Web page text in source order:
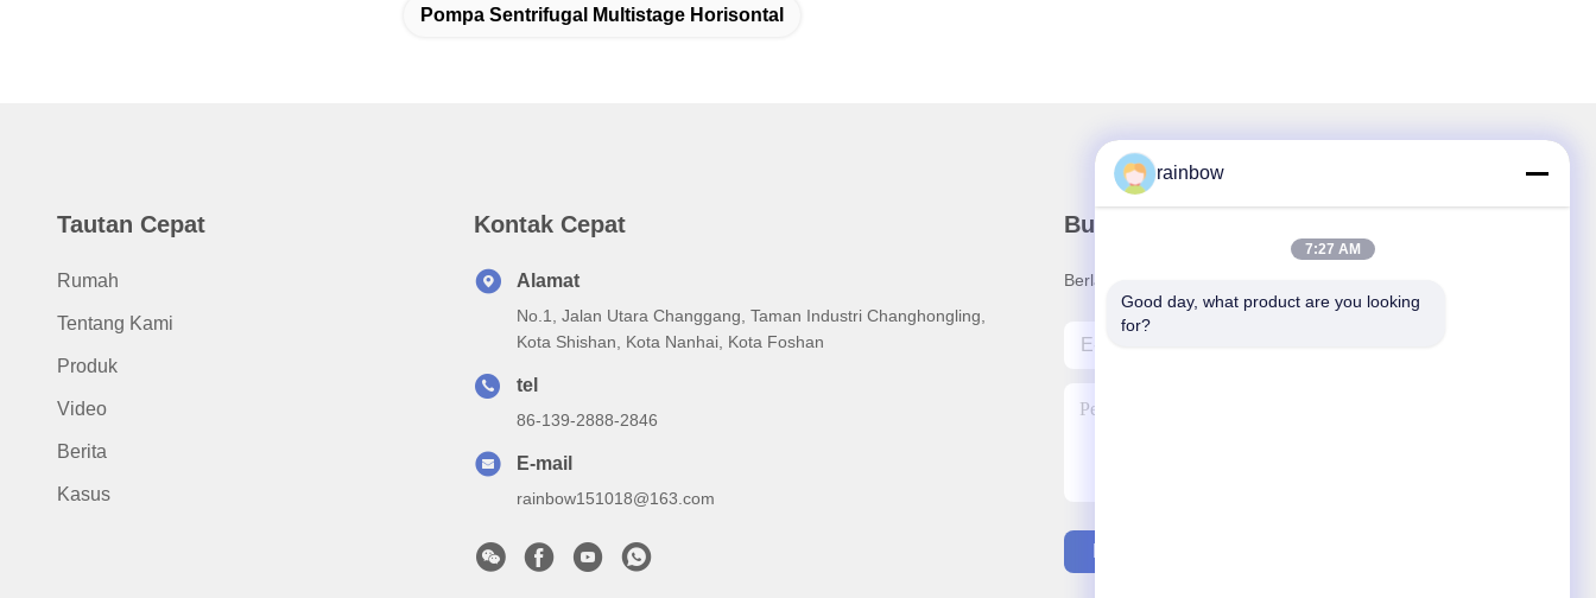
Pompa Sentrifugal Multistage Horisontal
Tautan Cepat
Rumah
Tentang Kami
Produk
Video
Berita
Kasus
Kontak Cepat
Alamat
No.1, Jalan Utara Changgang, Taman Industri Changhongling,
Kota Shishan, Kota Nanhai, Kota Foshan
tel
86-139-2888-2846
E-mail
rainbow151018@163.com
Buletin kami
Berlangganan buletin kami untuk diskon dan lainnya.
rainbow
7:27 AM
Good day, what product are you looking
for?